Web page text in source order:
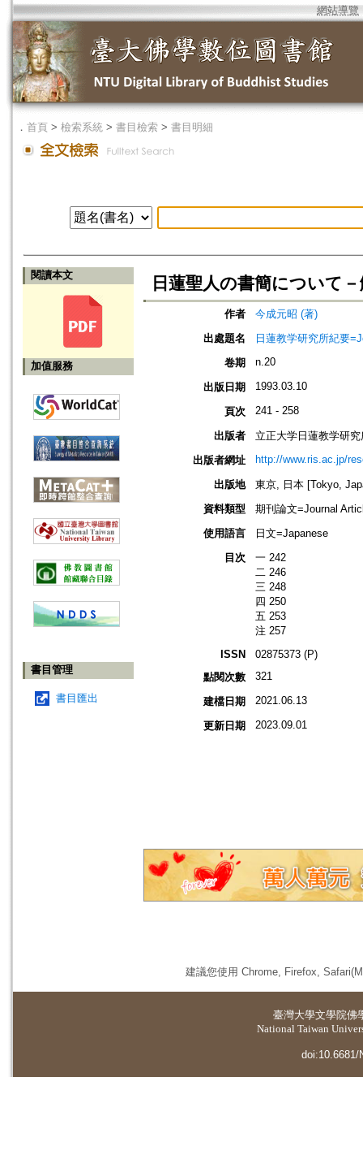
網站導覽
． 首頁 > 檢索系統 > 書目檢索 > 書目明細
閱讀本文
加值服務
書目管理
書目匯出
日蓮聖人の書簡について
作者
今成元昭 (著)
出處題名
日蓮教学研究所紀要
卷期
n.20
出版日期 1993.03.10
頁次 241 - 258
出版者
立正大学日蓮教学研究
出版者網址
http://www.ris.ac.jp/
出版地
東京, 日本 [Tokyo,
資料類型
期刊論文=Journal
使用語言
日文=Japanese
目次
一 242
二 246
三 248
四 250
五 253
注 257
ISSN
02875373 (P)
點閱次數
321
建檔日期 2021.06.13
更新日期 2023.09.01
建議您使用 Chrome, Firefox,
臺灣大學文學院佛
National Taiwan
doi:10.6681/